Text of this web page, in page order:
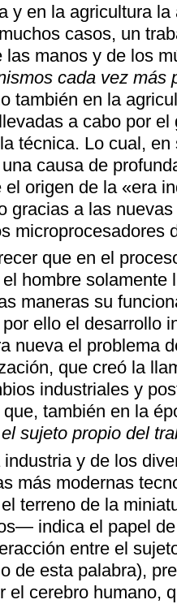
y en la agricultura
casos, un
las manos y de los
cada vez más
también en la
a cabo por
técnica. Lo cual,
causa de
origen de la «era
gracias a las
microprocesadores
que en el
hombre solamente
maneras su
ello el desarrollo
nueva el problema
que creó la
industriales y
también en la
el sujeto propio del
y de los
más modernas
terreno de la
indica el papel
entre el
de esta palabra),
el cerebro humano,